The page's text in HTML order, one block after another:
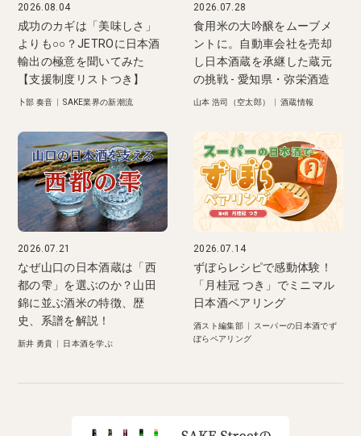
2026.08.04
成功のカギは「美味しさ」
よりも○○？JETROに日本酒
輸出の極意を聞いてみた
【支援制度リストつき】
卜部 奏音 |SAKE業界の新潮流
2026.07.28
食用米の大吟醸をムーブメ
ントに。自動車会社を売却
し日本酒蔵を承継した蔵元
の挑戦 - 愛知県・弥栄酒造
山本 浩司（空太郎） 酒蔵情報
2026.07.21
なぜ山口の日本酒蔵は「西
都の雫」を選ぶのか？山田
錦に並ぶ酒米の特徴、歴
史、系譜を解説！
新井 勇貴 日本酒を学ぶ
2026.07.14
ずぼらレシピで感動体験！
「月桂冠 つき」でミニマル
日本酒ペアリング
酒スト編集部
スーパーの日本酒でず
ぼらペアリング